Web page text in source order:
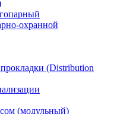
охранной
(Distribution
(модульный)